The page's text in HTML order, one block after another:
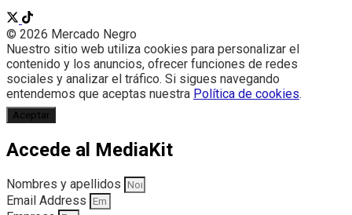
© 2026 Mercado Negro
Nuestro sitio web utiliza cookies para personalizar el
contenido y los anuncios, ofrecer funciones de redes
sociales y analizar el tráfico. Si sigues navegando
entendemos que aceptas nuestra Política de cookies.
Aceptar
Accede al MediaKit
Nombres y apellidos
Email Address